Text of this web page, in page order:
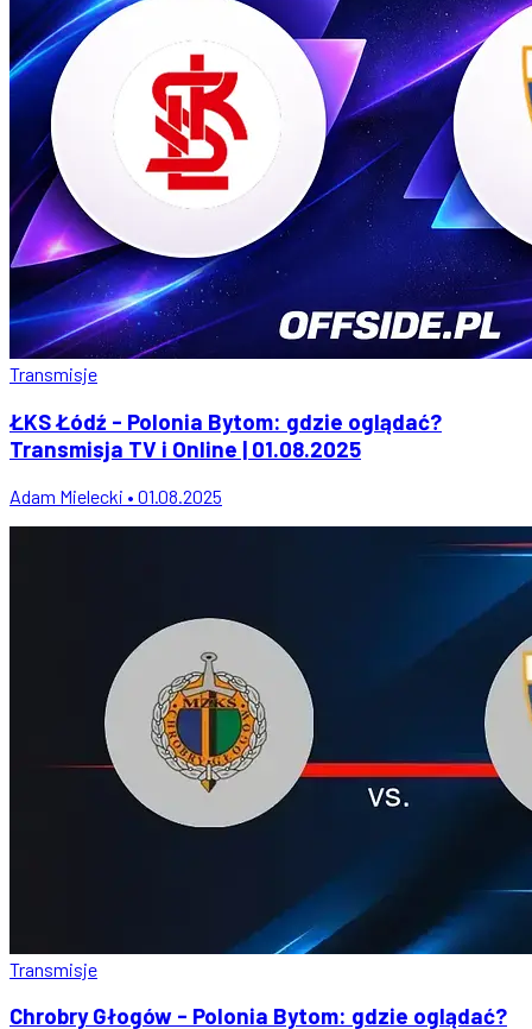
Transmisje
ŁKS Łódź - Polonia Bytom: gdzie oglądać?
Transmisja TV i Online | 01.08.2025
Adam Mielecki • 01.08.2025
Transmisje
Chrobry Głogów - Polonia Bytom: gdzie oglądać?